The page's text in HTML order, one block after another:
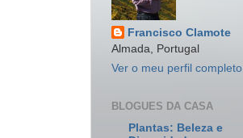
Francisco Clamote
Almada, Portugal
Ver o meu perfil completo
BLOGUES DA CASA
Plantas: Beleza e